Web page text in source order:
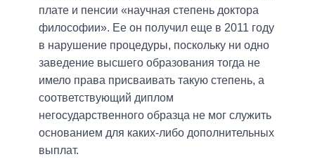
плате и пенсии «научная степень доктора
философии». Ее он получил еще в 2011 году
в нарушение процедуры, поскольку ни одно
заведение высшего образования тогда не
имело права присваивать такую ​​степень, а
соответствующий диплом
негосударственного образца не мог служить
основанием для каких-либо дополнительных
выплат.